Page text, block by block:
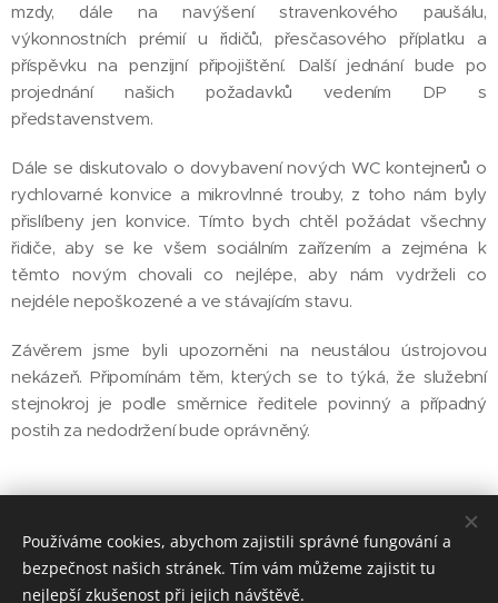
mzdy, dále na navýšení stravenkového paušálu,
výkonnostních prémií u řidičů, přesčasového příplatku a
příspěvku na penzijní připojištění. Další jednání bude po
projednání našich požadavků vedením DP s
představenstvem.
Dále se diskutovalo o dovybavení nových WC kontejnerů o
rychlovarné konvice a mikrovlnné trouby, z toho nám byly
přislíbeny jen konvice. Tímto bych chtěl požádat všechny
řidiče, aby se ke všem sociálním zařízením a zejména k
těmto novým chovali co nejlépe, aby nám vydrželi co
nejdéle nepoškozené a ve stávajícím stavu.
Závěrem jsme byli upozorněni na neustálou ústrojovou
nekázeň. Připomínám těm, kterých se to týká, že služební
stejnokroj je podle směrnice ředitele povinný a případný
postih za nedodržení bude oprávněný.
Po dalším kole vyjednávání budeme opět informovat.
Používáme cookies, abychom zajistili správné fungování a
bezpečnost našich stránek. Tím vám můžeme zajistit tu
nejlepší zkušenost při jejich návštěvě.